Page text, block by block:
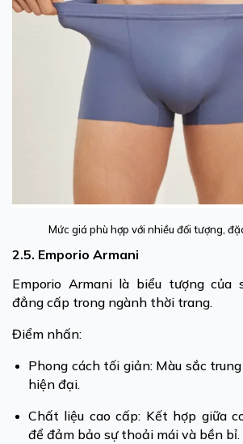
Mức giá phù hợp với nhiều đối tượng,
2.5. Emporio Armani
Emporio Armani là biểu tượng của
đẳng cấp trong ngành thời trang.
Điểm nhấn:
Phong cách tối giản: Màu sắc
hiện đại.
Chất liệu cao cấp: Kết hợp giữa
để đảm bảo sự thoải mái và bền bỉ.